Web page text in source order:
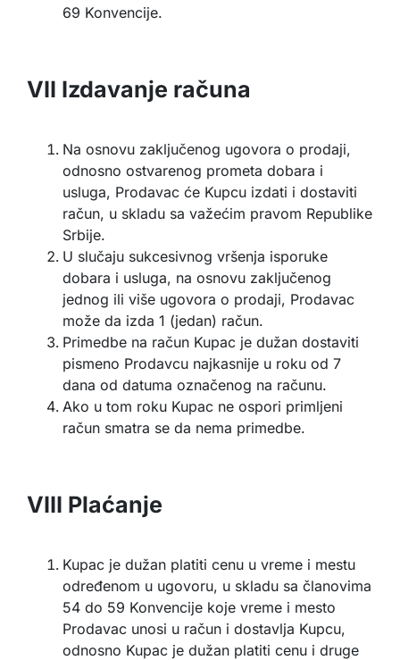
69 Konvencije.
VII Izdavanje računa
Na osnovu zaključenog ugovora o prodaji,
odnosno ostvarenog prometa dobara i
usluga, Prodavac će Kupcu izdati i dostaviti
račun, u skladu sa važećim pravom Republike
Srbije.
U slučaju sukcesivnog vršenja isporuke
dobara i usluga, na osnovu zaključenog
jednog ili više ugovora o prodaji, Prodavac
može da izda 1 (jedan) račun.
Primedbe na račun Kupac je dužan dostaviti
pismeno Prodavcu najkasnije u roku od 7
dana od datuma označenog na računu.
Ako u tom roku Kupac ne ospori primljeni
račun smatra se da nema primedbe.
VIII Plaćanje
Kupac je dužan platiti cenu u vreme i mestu
određenom u ugovoru, u skladu sa članovima
54 do 59 Konvencije koje vreme i mesto
Prodavac unosi u račun i dostavlja Kupcu,
odnosno Kupac je dužan platiti cenu i druge